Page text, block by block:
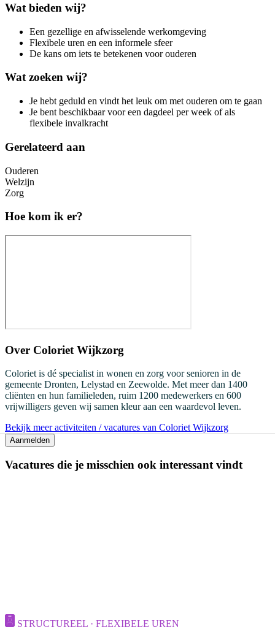
Wat bieden wij?
Een gezellige en afwisselende werkomgeving
Flexibele uren en een informele sfeer
De kans om iets te betekenen voor ouderen
Wat zoeken wij?
Je hebt geduld en vindt het leuk om met ouderen om te gaan
Je bent beschikbaar voor een dagdeel per week of als
flexibele invalkracht
Gerelateerd aan
Ouderen
Welzijn
Zorg
Hoe kom ik er?
Over Coloriet Wijkzorg
Coloriet is dé specialist in wonen en zorg voor senioren in de
gemeente Dronten, Lelystad en Zeewolde. Met meer dan 1400
cliënten en hun familieleden, ruim 1200 medewerkers en 600
vrijwilligers geven wij samen kleur aan een waardevol leven.
Bekijk meer activiteiten / vacatures van Coloriet Wijkzorg
Aanmelden
Vacatures die je misschien ook interessant vindt
STRUCTUREEL · FLEXIBELE UREN